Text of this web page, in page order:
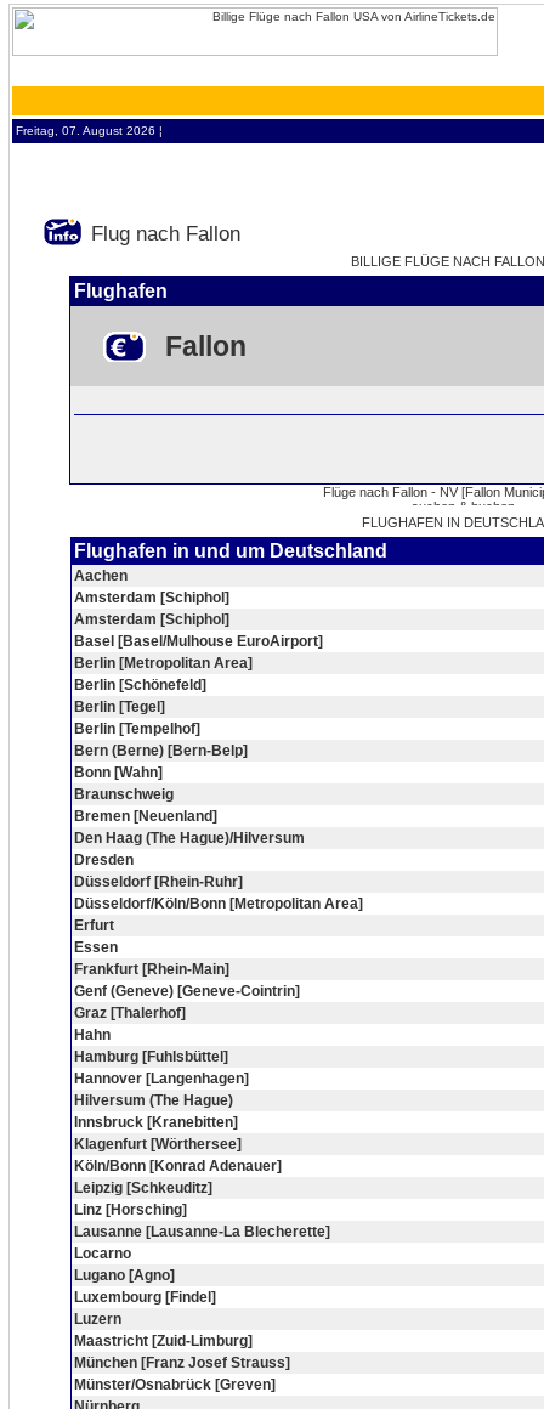
Freitag, 07. August 2026 ¦
Flug nach Fallon
BILLIGE FLÜGE NACH
Flughafen
Fallon
FLUGHAFEN IN
Flughafen in und um Deutschland
Aachen
Amsterdam [Schiphol]
Amsterdam [Schiphol]
Basel [Basel/Mulhouse EuroAirport]
Berlin [Metropolitan Area]
Berlin [Schönefeld]
Berlin [Tegel]
Berlin [Tempelhof]
Bern (Berne) [Bern-Belp]
Bonn [Wahn]
Braunschweig
Bremen [Neuenland]
Den Haag (The Hague)/Hilversum
Dresden
Düsseldorf [Rhein-Ruhr]
Düsseldorf/Köln/Bonn [Metropolitan Area]
Erfurt
Essen
Frankfurt [Rhein-Main]
Genf (Geneve) [Geneve-Cointrin]
Graz [Thalerhof]
Hahn
Hamburg [Fuhlsbüttel]
Hannover [Langenhagen]
Hilversum (The Hague)
Innsbruck [Kranebitten]
Klagenfurt [Wörthersee]
Köln/Bonn [Konrad Adenauer]
Leipzig [Schkeuditz]
Linz [Horsching]
Lausanne [Lausanne-La Blecherette]
Locarno
Lugano [Agno]
Luxembourg [Findel]
Luzern
Maastricht [Zuid-Limburg]
München [Franz Josef Strauss]
Münster/Osnabrück [Greven]